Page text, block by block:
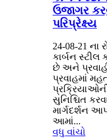
ઉજાગર
પરિપ્રેક્ષ્ય
24-08-21 ના
કાર્બન સ્ટીલ
છે અને
પ્રવાહમાં
સુનિશ્ચિત
માર્ગદર્શન
આમાં...
વધુ વાંચો